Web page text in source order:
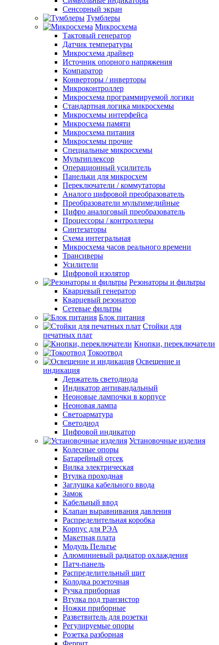
Сенсорный экран
Тумблеры
Микросхема
Тактовый генератор
Датчик температуры
Микросхема драйвер
Источник опорного напряжения
Компаратор
Конверторы / инверторы
Микроконтроллер
Микросхема программируемой логики
Стандартная логика микросхемы
Микросхемы интерфейса
Микросхема памяти
Микросхема питания
Микросхемы прочие
Специальные микросхемы
Мультиплексор
Операционный усилитель
Панельки для микросхем
Переключатели / коммутаторы
Аналого цифровой преобразователь
Преобразователи мультимедийные
Цифро аналоговый преобразователь
Процессоры / контроллеры
Синтезаторы
Схема интегральная
Микросхема часов реального времени
Трансиверы
Усилители
Цифровой изолятор
Резонаторы и фильтры
Кварцевый генератор
Кварцевый резонатор
Сетевые фильтры
Блок питания
Стойки для
печатных плат
Кнопки, переключатели
Токоотвод
Освещение и
индикация
Держатель светодиода
Индикатор антивандальный
Неоновые лампочки в корпусе
Неоновая лампа
Светоарматура
Светодиод
Цифровой индикатор
Установочные изделия
Колесные опоры
Батарейный отсек
Вилка электрическая
Втулка проходная
Заглушка кабельного ввода
Замок
Кабельный ввод
Клапан выравнивания давления
Распределительная коробка
Корпус для РЭА
Макетная плата
Модуль Пельтье
Алюминиевый радиатор охлаждения
Патч-панель
Распределительный щит
Колодка розеточная
Ручка приборная
Втулка под транзистор
Ножки приборные
Разветвитель для розетки
Регулируемые опоры
Розетка разборная
Феррит